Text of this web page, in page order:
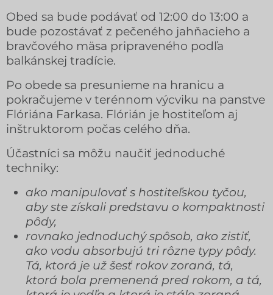
Obed sa bude podávať od 12:00 do 13:00 a
bude pozostávať z pečeného jahňacieho a
bravčového mäsa pripraveného podľa
balkánskej tradície.
Po obede sa presunieme na hranicu a
pokračujeme v terénnom výcviku na panstve
Flóriána Farkasa. Flórián je hostiteľom aj
inštruktorom počas celého dňa.
Účastníci sa môžu naučiť jednoduché
techniky:
ako manipulovať s hostiteľskou tyčou,
aby ste získali predstavu o kompaktnosti
pôdy,
rovnako jednoduchý spôsob, ako zistiť,
ako vodu absorbujú tri rôzne typy pôdy.
Tá, ktorá je už šesť rokov zoraná, tá,
ktorá bola premenená pred rokom, a tá,